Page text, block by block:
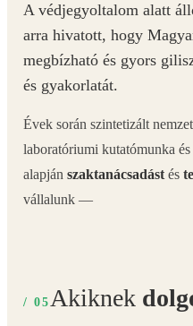
A védjegyoltalom alatt
arra hivatott, hogy
megbízható és gyors
és gyakorlatát.
Évek során szintetizált
laboratóriumi kutatómunka
alapján szaktanácsadást és
vállalunk —
/ 05 Akiknek